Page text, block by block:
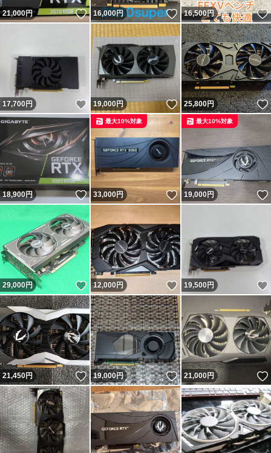
21,000円 いいね！
16,000円 いいね！
16,500円
17,700円 いいね！
19,000円 いいね！
25,800円
18,900円 いいね！
33,000円 いいね！
最大10%対象
19,000円
最大10%対象
29,000円 いいね！
12,000円 いいね！
19,500円
21,450円 いいね！
19,000円 いいね！
21,000円